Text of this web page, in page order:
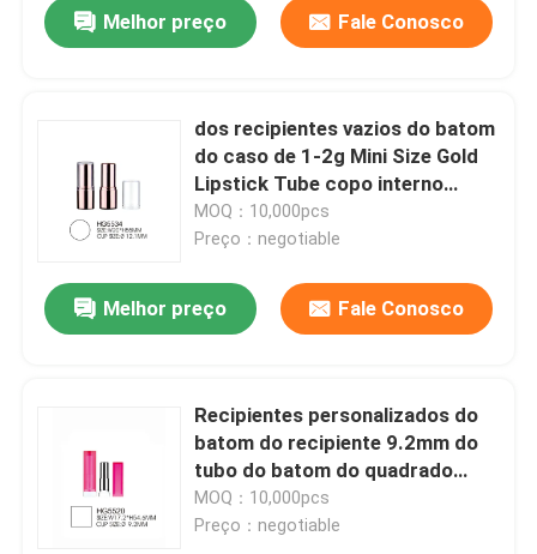
Melhor preço Fale Conosco
dos recipientes vazios do batom
do caso de 1-2g Mini Size Gold
Lipstick Tube copo interno
transparente do tampão
12.1mm
MOQ：10,000pcs
Preço：negotiable
Melhor preço Fale Conosco
Recipientes personalizados do
batom do recipiente 9.2mm do
tubo do batom do quadrado
copo interno magro vazio
MOQ：10,000pcs
Preço：negotiable